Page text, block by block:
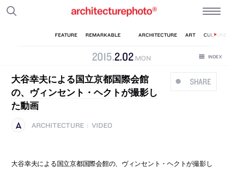
2015.2.02 MON
SHARE
大谷幸夫による国立京都国際会館
の、ヴィンセント・ヘクトが撮影し
た動画
ARCHITECTURE VIDEO
大谷幸夫による国立京都国際会館の、ヴィンセント・ヘクトが撮影し